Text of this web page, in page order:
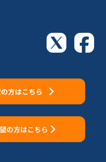
方はこちら
の方はこちら